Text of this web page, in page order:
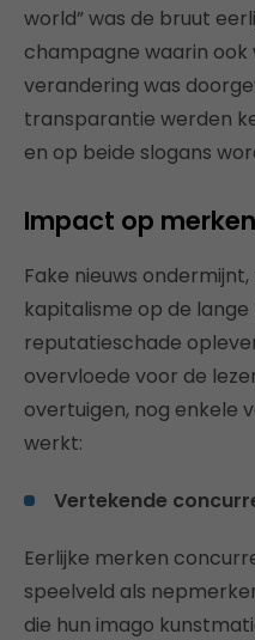
world” was de bruut
champagne waarin
verandering was
transparantie werden
en op beide slogans
Impact op merken
Fake nieuws
kapitalisme op de
reputatieschade
overvloede voor de
overtuigen, nog enkele
werkt:
Vertekende
Eerlijke merken
speelveld als
die hun imago